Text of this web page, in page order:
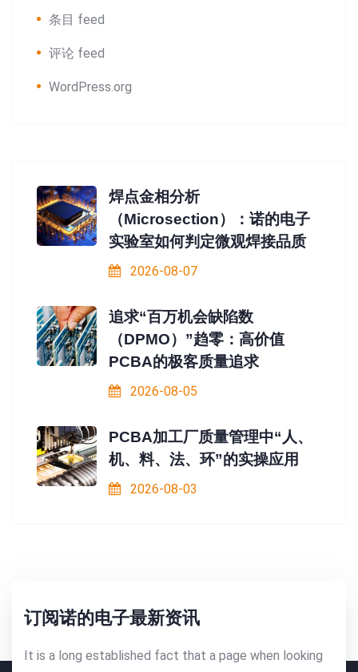
条目 feed
评论 feed
WordPress.org
焊点金相分析
（Microsection）：诺的电子
实验室如何判定微观焊接品质
2026-08-07
追求“百万机会缺陷数
（DPMO）”趋零：高价值
PCBA的极客质量追求
2026-08-05
PCBA加工厂质量管理中“人、
机、料、法、环”的实操应用
2026-08-03
订阅诺的电子最新资讯
It is a long established fact that a page when looking